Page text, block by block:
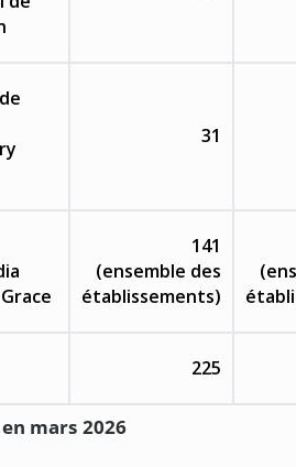
31
141
(ensemble des
établissements)
225
mars 2026